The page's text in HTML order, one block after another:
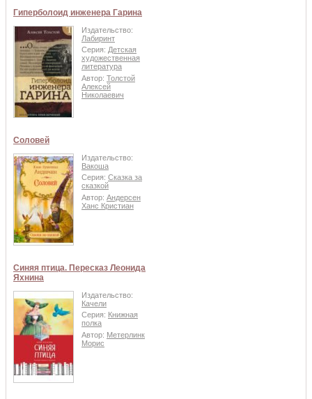
Гиперболоид инженера Гарина
Издательство:
Лабиринт
Серия: Детская
художественная
литература
Автор: Толстой
Алексей
Николаевич
Соловей
Издательство:
Вакоша
Серия: Сказка за
сказкой
Автор: Андерсен
Ханс Кристиан
Синяя птица. Пересказ Леонида
Яхнина
Издательство:
Качели
Серия: Книжная
полка
Автор: Метерлинк
Морис